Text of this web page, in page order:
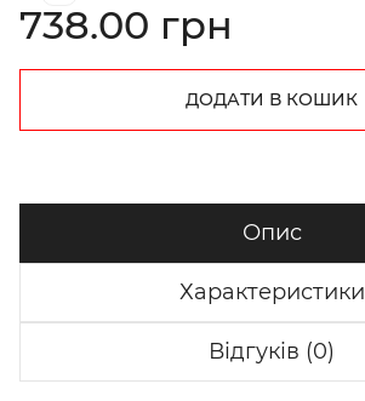
738.00 грн
ДОДАТИ В КОШИК
Опис
Характеристики
Відгуків (0)